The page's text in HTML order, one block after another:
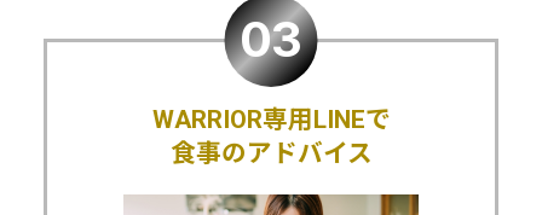
WARRIOR専用LINEで
食事のアドバイス